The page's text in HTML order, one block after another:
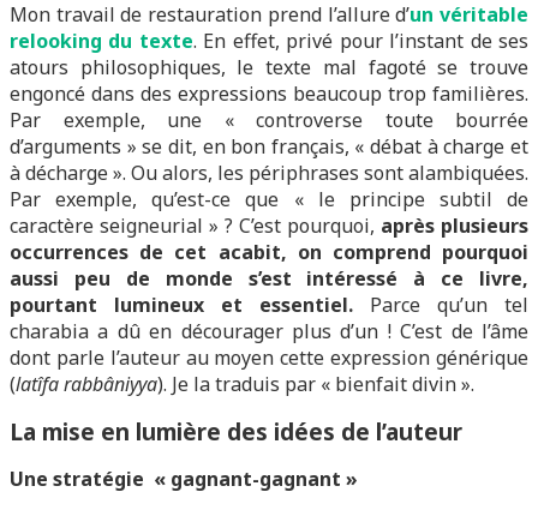
Mon travail de restauration prend l’allure d’un véritable
relooking du texte. En effet, privé pour l’instant de ses
atours philosophiques, le texte mal fagoté se trouve
engoncé dans des expressions beaucoup trop familières.
Par exemple, une « controverse toute bourrée
d’arguments » se dit, en bon français, « débat à charge et
à décharge ». Ou alors, les périphrases sont alambiquées.
Par exemple, qu’est-ce que « le principe subtil de
caractère seigneurial » ? C’est pourquoi, après plusieurs
occurrences de cet acabit, on comprend pourquoi
aussi peu de monde s’est intéressé à ce livre,
pourtant lumineux et essentiel. Parce qu’un tel
charabia a dû en décourager plus d’un ! C’est de l’âme
dont parle l’auteur au moyen cette expression générique
(latîfarabbâniyya). Je la traduis par « bienfait divin ».
La mise en lumière des idées de l’auteur
Une stratégie « gagnant-gagnant »